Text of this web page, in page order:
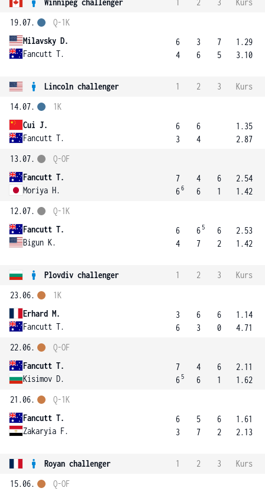
Winnipeg challenger 1 2 3
Kurs
19.07.
Milavsky D.
Fancutt T.
Q-1K
6
4
3
6
7
5
1.29
3.10
Lincoln challenger 1 2 3
Kurs
14.07.
Cui J.
Fancutt T.
1K
6
3
6
4
1.35
2.87
13.07.
Fancutt T.
Moriya H.
Q-OF
7
66
4
6
6
1
2.54
1.42
12.07.
Fancutt T.
Bigun K.
Q-1K
6
4
6 5
7
6
2
2.53
1.42
Plovdiv challenger 1 2 3
Kurs
23.06.
Erhard M.
Fancutt T.
1K
3
6
6
3
6
0
1.14
4.71
22.06.
Fancutt T.
Kisimov D.
Q-OF
7
6 5
4
6
6
1
2.11
1.62
21.06.
Fancutt T.
Zakaryia F.
Q-1K
6
3
5
7
6
2
1.61
2.13
Royan challenger 1 2 3
Kurs
15.06.
Q-OF